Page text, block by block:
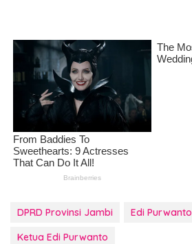
DPRD Provinsi Jambi
Edi Purwanto
Ketua Edi Purwanto